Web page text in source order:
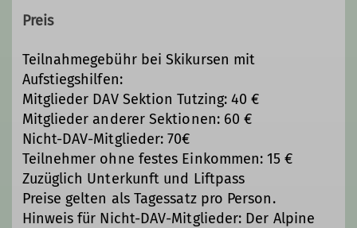
Preis
Teilnahmegebühr bei Skikursen mit
Aufstiegshilfen:
Mitglieder DAV Sektion Tutzing: 40 €
Mitglieder anderer Sektionen: 60 €
Nicht-DAV-Mitglieder: 70€
Teilnehmer ohne festes Einkommen: 15 €
Zuzüglich Unterkunft und Liftpass
Preise gelten als Tagessatz pro Person.
Hinweis für Nicht-DAV-Mitglieder: Der Alpine